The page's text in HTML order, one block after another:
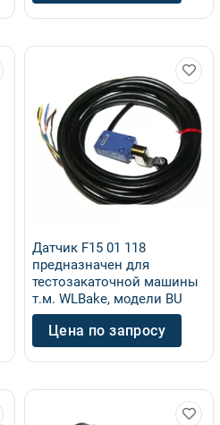
Датчик F15 01 118
предназначен для
тестозакаточной машины
т.м. WLBake, модели BU
Цена по запросу